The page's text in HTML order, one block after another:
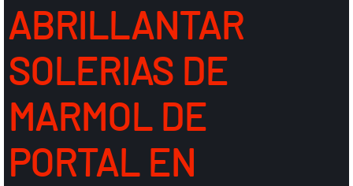
ABRILLANTAR
SOLERIAS DE
MARMOL DE
PORTAL EN